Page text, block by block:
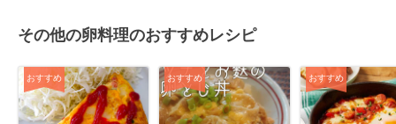
その他の卵料理のおすすめレシピ
おすすめ おすすめ おすすめ